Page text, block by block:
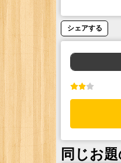
シェアする
同じお